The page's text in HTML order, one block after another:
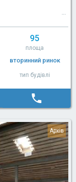
95
площа
вторинний ринок
тип будівлі